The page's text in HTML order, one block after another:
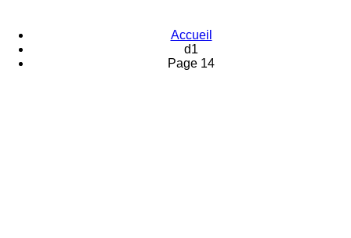
Accueil
d1
Page 14